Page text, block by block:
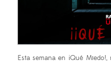
Esta semana en ¡Qué